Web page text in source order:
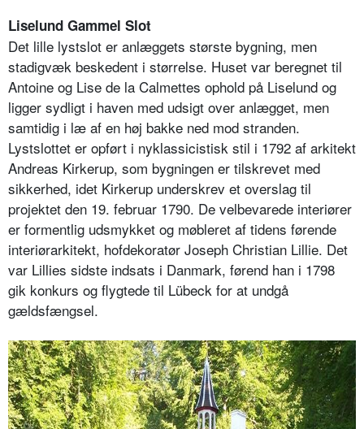
Liselund Gammel Slot
Det lille lystslot er anlæggets største bygning, men
stadigvæk beskedent i størrelse. Huset var beregnet til
Antoine og Lise de la Calmettes ophold på Liselund og
ligger sydligt i haven med udsigt over anlægget, men
samtidig i læ af en høj bakke ned mod stranden.
Lystslottet er opført i nyklassicistisk stil i 1792 af arkitekt
Andreas Kirkerup, som bygningen er tilskrevet med
sikkerhed, idet Kirkerup underskrev et overslag til
projektet den 19. februar 1790. De velbevarede interiører
er formentlig udsmykket og møbleret af tidens førende
interiørarkitekt, hofdekoratør Joseph Christian Lillie. Det
var Lillies sidste indsats i Danmark, førend han i 1798
gik konkurs og flygtede til Lübeck for at undgå
gældsfængsel.